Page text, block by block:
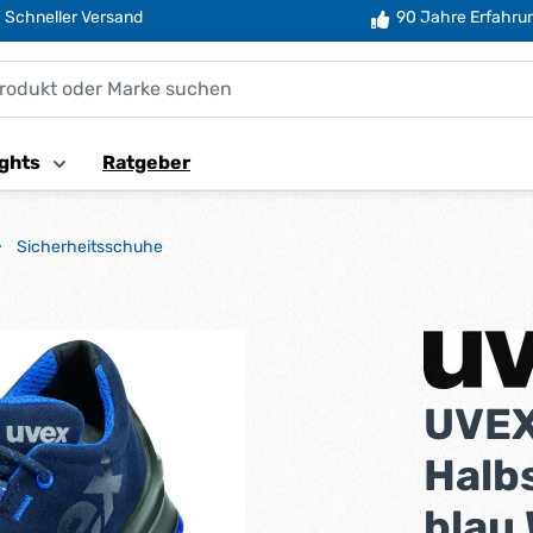
Versand 90 Jahre
Ratgeber
Sicherheitsschuhe